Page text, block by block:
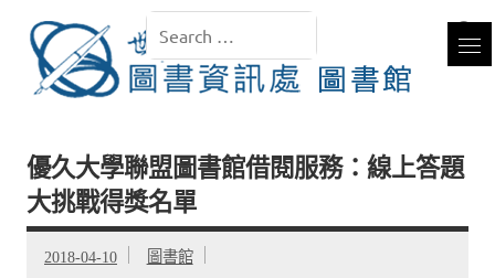
優久大學聯盟圖書館借閱服務：線上答題
大挑戰得獎名單
2018-04-10 圖書館